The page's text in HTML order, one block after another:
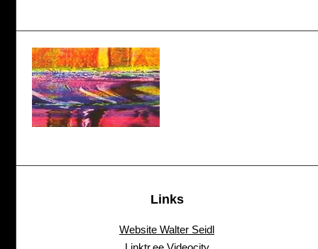
Links
Website Walter Seidl